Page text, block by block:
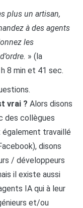
plus un artisan,
à des agents
les
» (la
8 min et 41 sec.
vrai ? Alors disons
des collègues
également travaillé
disons
/ développeurs
il existe aussi
IA qui à leur
et/ou